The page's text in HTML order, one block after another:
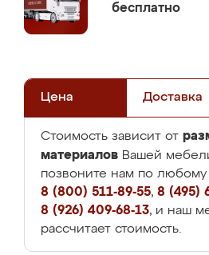
бесплатно
Цена Доставка
Стоимость зависит от
материалов Вашей
позвоните нам по
8 (800) 511-89-55, 8 (495)
8 (926) 409-68-13, и наш
рассчитает стоимость.